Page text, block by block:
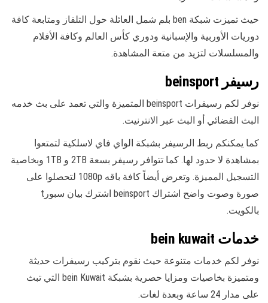
حيث تميزت شبكة ben بلم شمل العائلة حول التلفاز ومتابعة كافة
دوريات الأوربية والإسبانية ودوري كأس العالم وكافة الأفلام
والمسلسلات لتزيد من متعة المشاهدة.
رسيفر beinsport
نوفر لكم رسيفرات beinsport المتميزة والتي تعمد على بث خدمه
البث الفضائي أو البث عبر الانترنيت.
كما يمكنكم ربط الرسيفر بشبكة الواي فاي لاسلكية لتمتعوا
بمشاهدة لا حدود لها. كما تتوافر رسيفر بسعة 2TB و 1TB وبخاصية
التسجيل المميزة. وتعرض أيضاً كافة باقه 1080p لتحصلوا على
صورة وصوت واضح اشتراك beinsport اشترك بيان سبورt
بالكويت.
خدمات bein kuwait
نوفر لكم خدمات متنوعة حيث نقوم بتركيب رسيفرات حديثة
ومتميزة بخاصيات ومزايا حصرية بشبكة bein Kuwait التي تبث
على مدار 24 ساعة وبعدة لغات.